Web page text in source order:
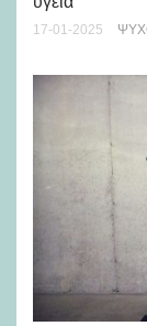
17-01-2025